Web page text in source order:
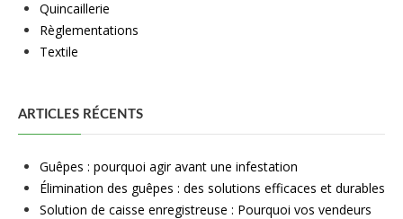
Quincaillerie
Règlementations
Textile
ARTICLES RÉCENTS
Guêpes : pourquoi agir avant une infestation
Élimination des guêpes : des solutions efficaces et durables
Solution de caisse enregistreuse : Pourquoi vos vendeurs